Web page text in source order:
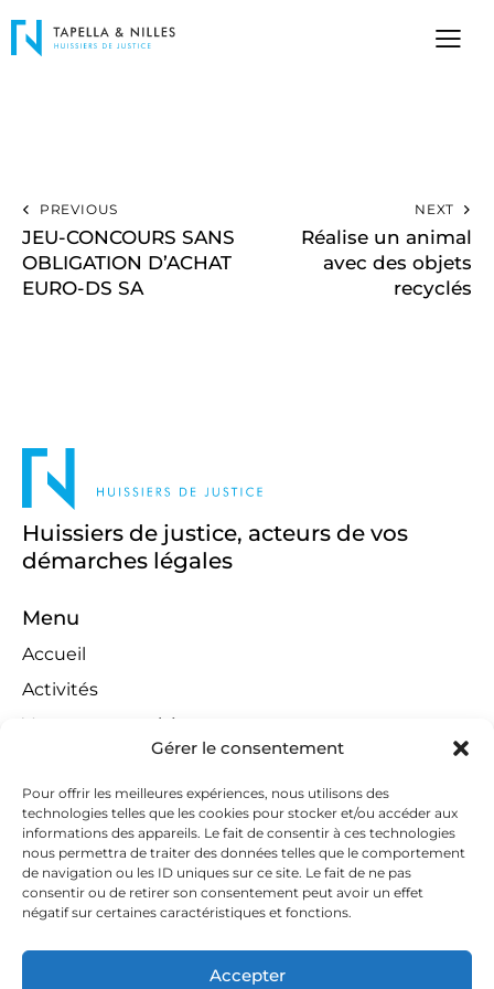
Gérer le consentement
Pour offrir les meilleures expériences, nous utilisons des
technologies telles que les cookies pour stocker et/ou accéder aux
informations des appareils. Le fait de consentir à ces technologies
nous permettra de traiter des données telles que le comportement
de navigation ou les ID uniques sur ce site. Le fait de ne pas
consentir ou de retirer son consentement peut avoir un effet
négatif sur certaines caractéristiques et fonctions.
Accepter
PREVIOUS
JEU-CONCOURS SANS
OBLIGATION D’ACHAT
EURO-DS SA
NEXT
Réalise un animal
avec des objets
recyclés
Huissiers de justice, acteurs de vos
démarches légales
Menu
Accueil
Activités
Ventes aux enchères
Compétences territoriales
Jeux concours
Liens
Contact
Contactez-nous